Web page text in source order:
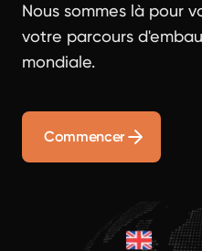
Nous sommes là pour
votre parcours
mondiale.
Commencer